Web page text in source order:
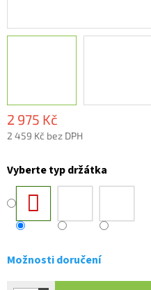
2 975 Kč
2 459 Kč bez DPH
cena:
Vyberte typ držátka
Možnosti doručení